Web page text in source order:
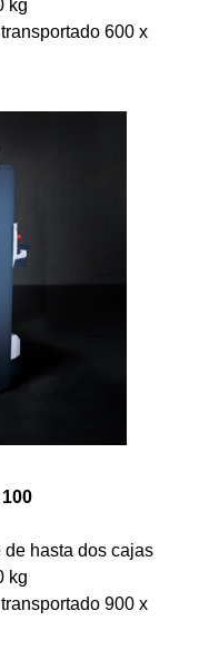
kg
600 x
de hasta dos cajas
kg
900 x